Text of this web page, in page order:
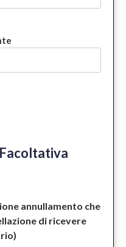
annullamento che
di ricevere